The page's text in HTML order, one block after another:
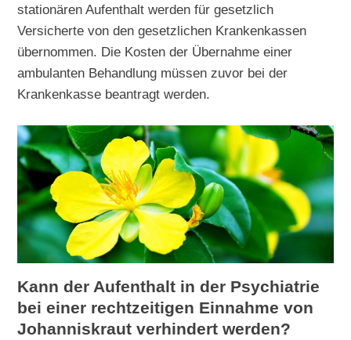
stationären Aufenthalt werden für gesetzlich
Versicherte von den gesetzlichen Krankenkassen
übernommen. Die Kosten der Übernahme einer
ambulanten Behandlung müssen zuvor bei der
Krankenkasse beantragt werden.
Kann der Aufenthalt in der Psychiatrie
bei einer rechtzeitigen Einnahme von
Johanniskraut verhindert werden?